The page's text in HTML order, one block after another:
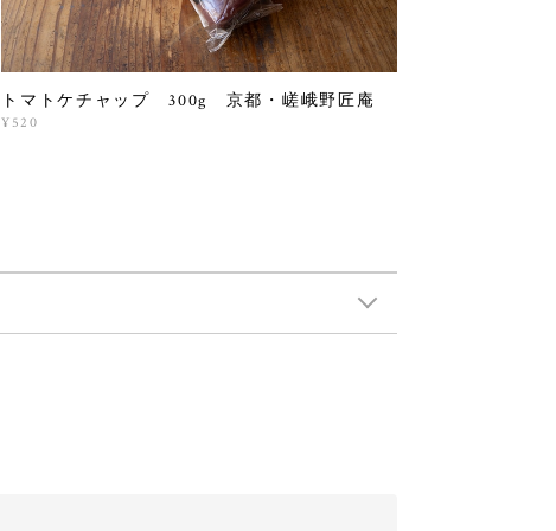
トマトケチャップ 300g 京都・嵯峨野匠庵
¥520